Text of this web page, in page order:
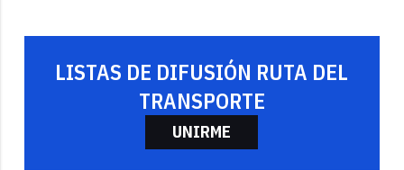
LISTAS DE DIFUSIÓN RUTA DEL
TRANSPORTE
UNIRME